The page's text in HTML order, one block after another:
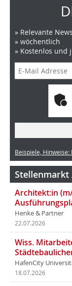
» Relevante
» wöchentlich
» Kostenlos und
Beispiele,
Architekt:in
Henke & Partner
22.07.2026
Wiss.
HafenCity
18.07.2026